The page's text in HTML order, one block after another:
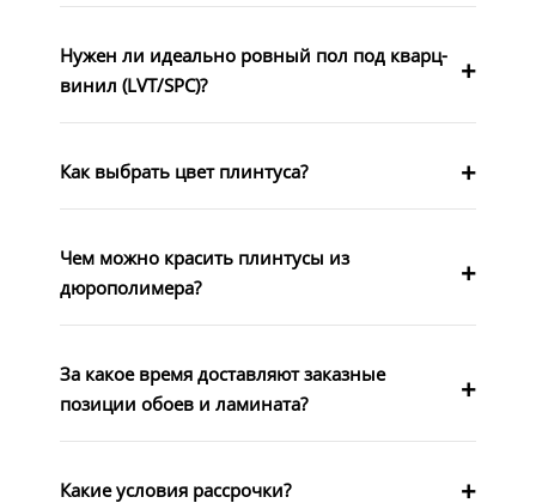
Нужен ли идеально ровный пол под кварц-
винил (LVT/SPC)?
Как выбрать цвет плинтуса?
Чем можно красить плинтусы из
дюрополимера?
За какое время доставляют заказные
позиции обоев и ламината?
Какие условия рассрочки?